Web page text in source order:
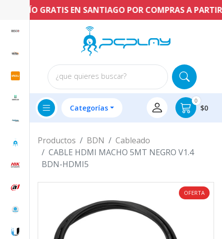
ENVÍO GRATIS EN SANTIAGO POR COMPRAS A PARTIR
¿que quieres buscar?
Categorías
0
$0
Productos BDN
Cableado
CABLE HDMI MACHO 5MT NEGRO V1.4
BDN-HDMI5
OFERTA